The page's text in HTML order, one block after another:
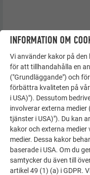
INFORMATION OM
Vi använder kakor på
för att tillhandahålla en
("Grundläggande") och
förbättra kvaliteten på
i USA)"). Dessutom
involverar externa
tjänster i USA)"). Du kan
kakor och externa medier
medier. Dessa kakor
baserade i USA. Om du
samtycker du även till
artikel 49 (1) (a) i GDPR.